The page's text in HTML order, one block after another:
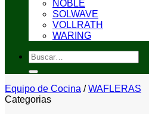
NOBLE
SOLWAVE
VOLLRATH
WARING
Buscar
por:
Equipo de Cocina / WAFLERAS
Categorias